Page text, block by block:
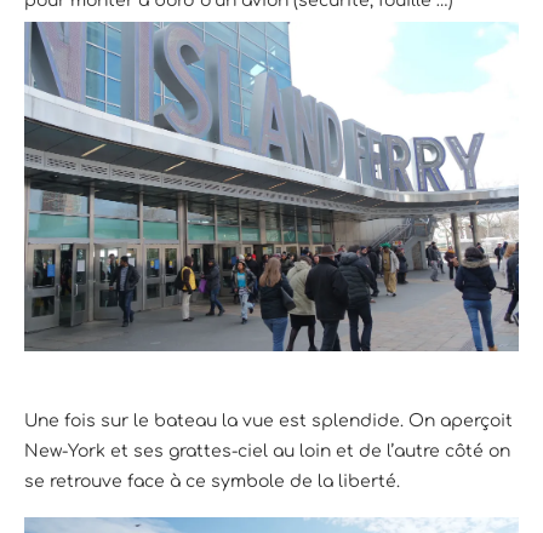
Une fois sur le bateau la vue est splendide. On aperçoit
New-York et ses grattes-ciel au loin et de l’autre côté on
se retrouve face à ce symbole de la liberté.